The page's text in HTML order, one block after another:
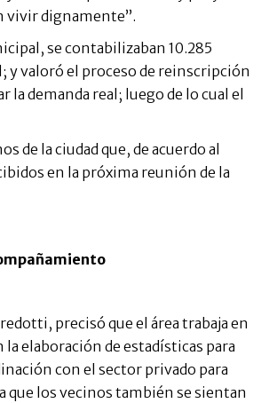
vivir dignamente”.
se contabilizaban 10.285
y valoró el proceso de reinscripción
demanda real; luego de lo cual el
de la ciudad que, de acuerdo al
en la próxima reunión de la
precisó que el área trabaja en
elaboración de estadísticas para
con el sector privado para
que los vecinos también se sientan